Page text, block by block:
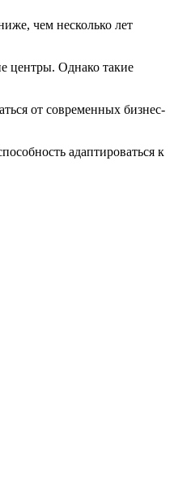
чем несколько лет
центры. Однако такие
от современных бизнес-
адаптироваться к